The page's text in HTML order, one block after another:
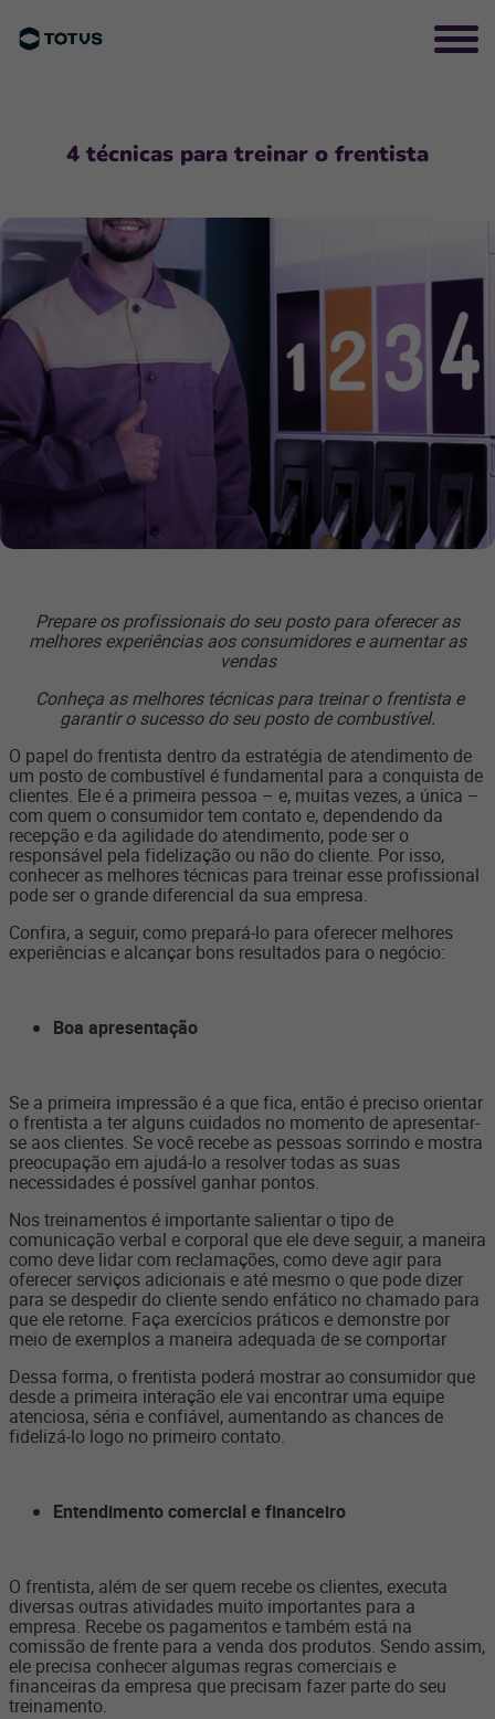
4 técnicas para treinar o frentista
Prepare os profissionais do seu posto para oferecer as
melhores experiências aos consumidores e aumentar as
vendas
Conheça as melhores técnicas para treinar o frentista e
garantir o sucesso do seu posto de combustível.
O papel do frentista dentro da estratégia de atendimento de
um posto de combustível é fundamental para a conquista de
clientes. Ele é a primeira pessoa – e, muitas vezes, a única –
com quem o consumidor tem contato e, dependendo da
recepção e da agilidade do atendimento, pode ser o
responsável pela fidelização ou não do cliente. Por isso,
conhecer as melhores técnicas para treinar esse profissional
pode ser o grande diferencial da sua empresa.
Confira, a seguir, como prepará-lo para oferecer melhores
experiências e alcançar bons resultados para o negócio:
Boa apresentação
Se a primeira impressão é a que fica, então é preciso orientar
o frentista a ter alguns cuidados no momento de apresentar-
se aos clientes. Se você recebe as pessoas sorrindo e mostra
preocupação em ajudá-lo a resolver todas as suas
necessidades é possível ganhar pontos.
Nos treinamentos é importante salientar o tipo de
comunicação verbal e corporal que ele deve seguir, a maneira
como deve lidar com reclamações, como deve agir para
oferecer serviços adicionais e até mesmo o que pode dizer
para se despedir do cliente sendo enfático no chamado para
que ele retorne. Faça exercícios práticos e demonstre por
meio de exemplos a maneira adequada de se comportar
Dessa forma, o frentista poderá mostrar ao consumidor que
desde a primeira interação ele vai encontrar uma equipe
atenciosa, séria e confiável, aumentando as chances de
fidelizá-lo logo no primeiro contato.
Entendimento comercial e financeiro
O frentista, além de ser quem recebe os clientes, executa
diversas outras atividades muito importantes para a
empresa. Recebe os pagamentos e também está na
comissão de frente para a venda dos produtos. Sendo assim,
ele precisa conhecer algumas regras comerciais e
financeiras da empresa que precisam fazer parte do seu
treinamento.